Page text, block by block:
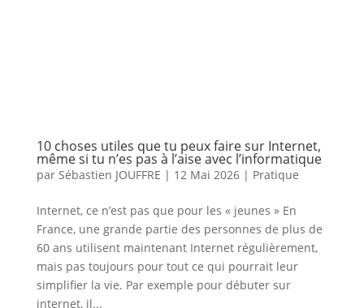
10 choses utiles que tu peux faire sur Internet,
même si tu n’es pas à l’aise avec l’informatique
par Sébastien JOUFFRE | 12 Mai 2026| Pratique
Internet, ce n’est pas que pour les « jeunes » En
France, une grande partie des personnes de plus de
60 ans utilisent maintenant Internet régulièrement,
mais pas toujours pour tout ce qui pourrait leur
simplifier la vie. Par exemple pour débuter sur
internet, il...